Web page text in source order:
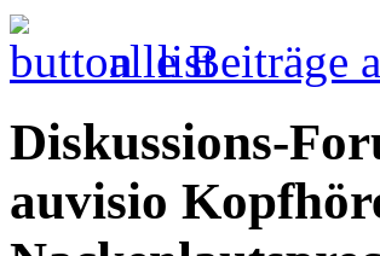
alle Beiträge
Diskussions-
auvisio